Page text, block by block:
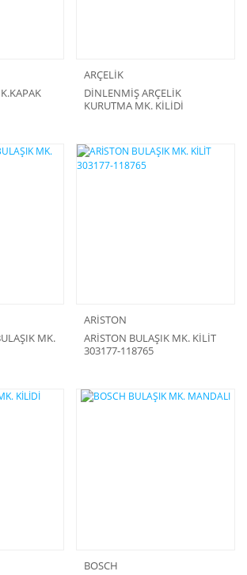
ARÇELİK
DİNLENMİŞ ARÇELİK
KURUTMA MK. KİLİDİ
MK.
ARİSTON
ARİSTON BULAŞIK MK. KİLİT
303177-118765
BOSCH